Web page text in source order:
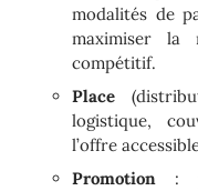
modalités de
maximiser la
compétitif.
Place
logistique,
l’offre
Promotion :